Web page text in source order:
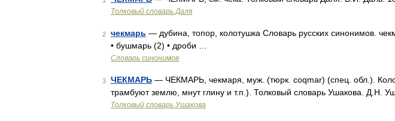
Толковый словарь Даля
2 чекмарь — дубина, топор, колотушка Словарь русских синонимов.
• бушмарь (2) • дроби …
Словарь синонимов
3 ЧЕКМАРЬ — ЧЕКМАРЬ, чекмаря, муж. (тюрк. coqmar) (спец. обл.).
трамбуют землю, мнут глину и т.п.). Толковый словарь Ушакова. Д.Н.
Толковый словарь Ушакова